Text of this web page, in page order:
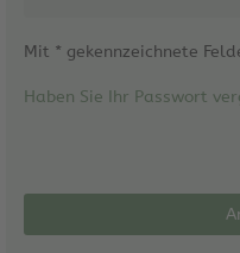
Mit * gekennzeichnete
Haben Sie Ihr Passwort